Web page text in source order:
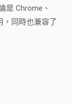
是 Chrome、
，同時也兼容了